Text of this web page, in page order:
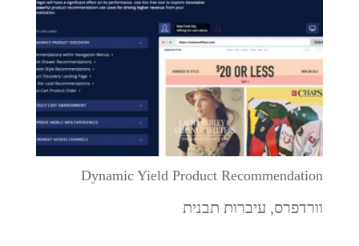
Dynamic Yield Product Recommendation
וורדפרס, עיברות תבנית